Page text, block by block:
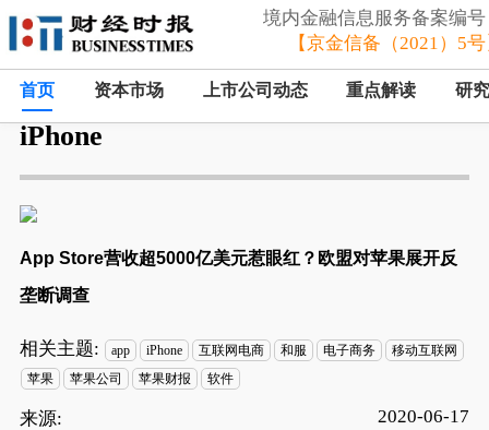
境内金融信息服务备案编
【京金信备（2021）5
首页 资本市场 上市公司动态 重点解读 研
iPhone
App Store营收超5000亿美元惹眼红？欧盟对苹果展开反
垄断调查
相关主题: app iPhone 互联网电商 和服 电子商务
移动互联网
苹果
苹果公司 苹果财报 软件
来源: 2020-06-17